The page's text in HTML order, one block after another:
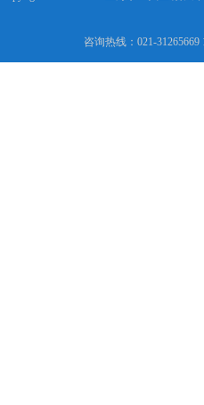
咨询热线：021-